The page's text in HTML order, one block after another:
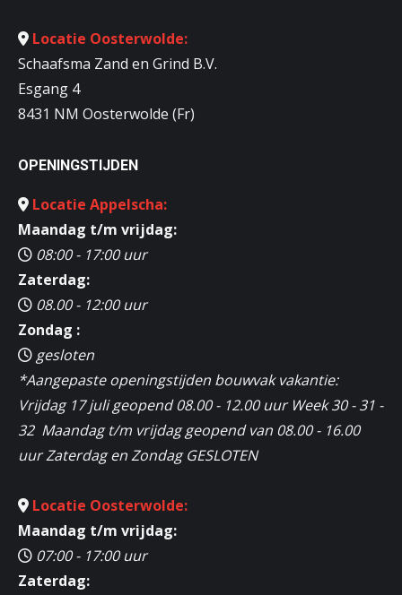
Locatie Oosterwolde:
Schaafsma Zand en Grind B.V.
Esgang 4
8431 NM Oosterwolde (Fr)
OPENINGSTIJDEN
Locatie Appelscha:
Maandag t/m vrijdag:
08:00 - 17:00 uur
Zaterdag:
08.00 - 12:00 uur
Zondag :
gesloten
*Aangepaste openingstijden bouwvak vakantie:
Vrijdag 17 juli geopend 08.00 - 12.00 uur Week 30 - 31 -
32 Maandag t/m vrijdag geopend van 08.00 - 16.00
uur Zaterdag en Zondag GESLOTEN
Locatie Oosterwolde:
Maandag t/m vrijdag:
07:00 - 17:00 uur
Zaterdag: